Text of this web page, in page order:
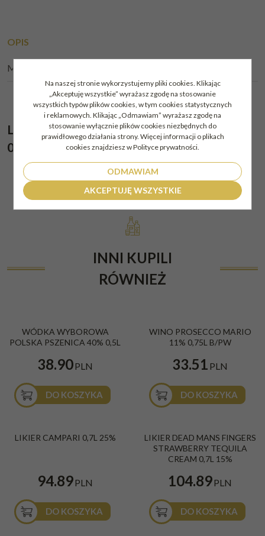
OPIS
METODY DOSTAWY:
Likier Lazzaroni Limoncello Goccia D'Oro
0,5l 25%
INNI KUPILI
RÓWNIEŻ
WÓDKA WYBOROWA
POLSKA PSZENICA 40% 0,5L
38.90PLN
DO KOSZYKA
WINO PROSECCO MARIO
11% 0,75L B/PW
33.51 PLN
DO KOSZYKA
LIKIER CAMPARI 0,7L 25%
94.89PLN
DO KOSZYKA
LIKIER DEAD MANS FINGERS
STRAWBERRY TEQUILA
CREAM 0,7L 15%
104.89PLN
DO KOSZYKA
Na naszej stronie wykorzystujemy pliki cookies. Klikając
„Akceptuję wszystkie” wyrażasz zgodę na stosowanie
wszystkich typów plików cookies, w tym cookies statystycznych
i reklamowych. Klikając „Odmawiam” wyrażasz zgodę na
stosowanie wyłącznie plików cookies niezbędnych do
prawidłowego działania strony. Więcej informacji o plikach
cookies znajdziesz w Polityce prywatności.
ODMAWIAM
AKCEPTUJĘ WSZYSTKIE